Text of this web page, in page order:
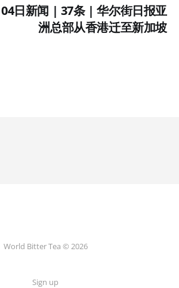
日新闻 | 37条 | 华尔街日报亚
洲总部从香港迁至新加坡
World Bitter Tea © 2026
Sign up